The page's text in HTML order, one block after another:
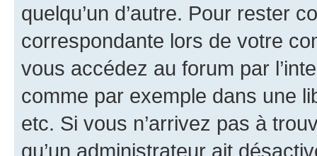
quelqu’un d’autre. Pour rester
correspondante lors de votre
vous accédez au forum par
comme par exemple dans une
etc. Si vous n’arrivez pas à
qu’un administrateur ait